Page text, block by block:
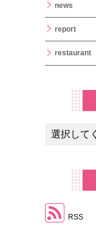
news
report
restaurant
RSS